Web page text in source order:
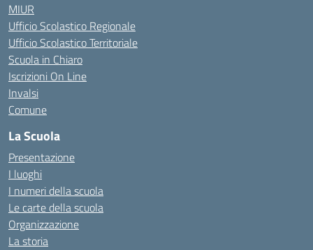
MIUR
Ufficio Scolastico Regionale
Ufficio Scolastico Territoriale
Scuola in Chiaro
Iscrizioni On Line
Invalsi
Comune
La Scuola
Presentazione
I luoghi
I numeri della scuola
Le carte della scuola
Organizzazione
La storia